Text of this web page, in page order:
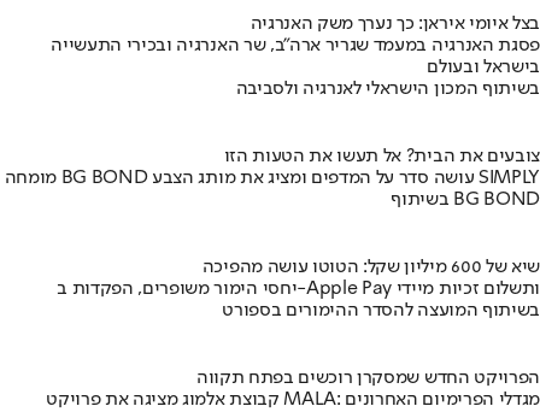
בצל איומי איראן: כך נערך משק האנרגיה
פסגת האנרגיה במעמד שגריר ארה"ב, שר האנרגיה ובכירי התעשייה
בישראל ובעולם
בשיתוף המכון הישראלי לאנרגיה ולסביבה
צובעים את הבית? אל תעשו את הטעות הזו
מומחה BG BOND עושה סדר על המדפים ומציג את מותג הצבע SIMPLY
בשיתוף BG BOND
שיא של 600 מיליון שקל: הטוטו עושה מהפיכה
יחסי הימור משופרים, הפקדות ב-Apple Pay ותשלום זכיות מיידי
בשיתוף המועצה להסדר ההימורים בספורט
הפרויקט החדש שמסקרן רוכשים בפתח תקווה
קבוצת אלמוג מציגה את פרויקט MALA: מגדלי הפרימיום האחרונים